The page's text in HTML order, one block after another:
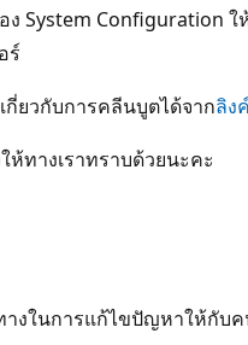
System Configuration ใ
ร์
ยวกับการคลีนบูตได้จากลิง
ห้ทางเราทราบด้วยนะคะ
างในการแก้ไขปัญหาให้กั